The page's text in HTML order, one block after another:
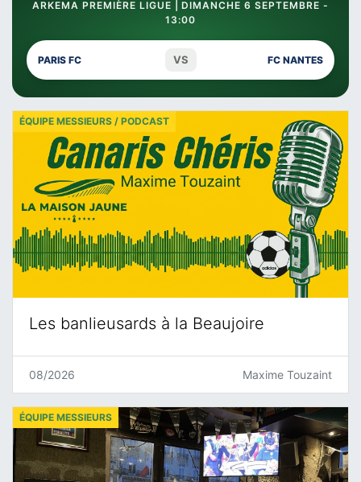
ARKEMA PREMIÈRE LIGUE | DIMANCHE 6 SEPTEMBRE -
13:00
PARIS FC VS FC NANTES
Les banlieusards à la Beaujoire
ÉQUIPE MESSIEURS / PODCAST
08/2026 Maxime Touzaint
ÉQUIPE MESSIEURS